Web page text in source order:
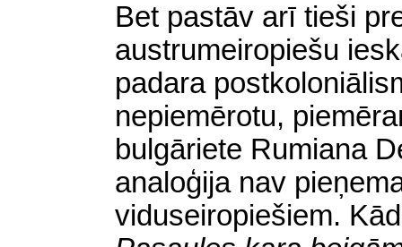
Bet pastāv arī tieši
austrumeiropiešu
padara
nepiemērotu,
bulgāriete Rumiana
analoģija nav
viduseiropiešiem.